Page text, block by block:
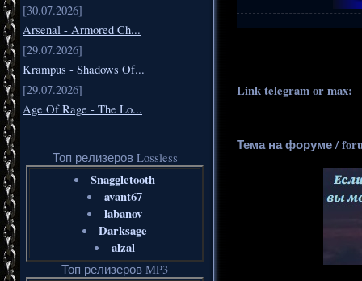
[30.07.2026]
Arsenal - Armored Ch...
[29.07.2026]
Krampus - Shadows Of...
[29.07.2026]
Age Of Rage - The Lo...
Топ релизеров Lossless
Snaggletooth
avant67
labanov
Darksage
alzal
Топ релизеров MP3
Link telegram or max:
Тема на форуме /